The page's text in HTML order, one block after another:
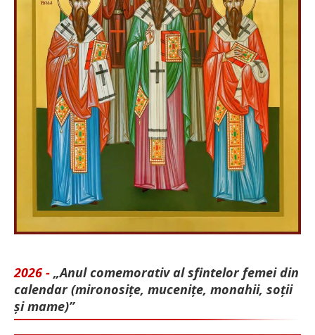
2026 - „Anul comemorativ al sfintelor femei din
calendar (mironosițe, mu­cenițe, monahii, soții
și mame)”